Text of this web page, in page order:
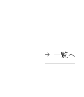
一覧へ